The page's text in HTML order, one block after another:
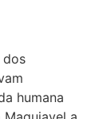
dos
humana